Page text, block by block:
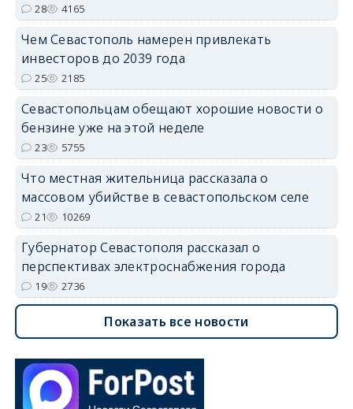
28 4165
Чем Севастополь намерен привлекать
инвесторов до 2039 года
25 2185
Севастопольцам обещают хорошие новости о
бензине уже на этой неделе
23 5755
Что местная жительница рассказала о
массовом убийстве в севастопольском селе
21 10269
Губернатор Севастополя рассказал о
перспективах электроснабжения города
19 2736
Показать все новости